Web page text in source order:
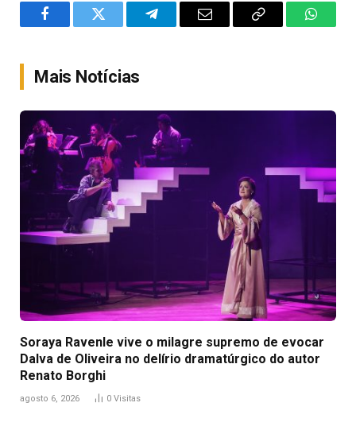
FacebookTwitter TelegramEmail
Copy
Mais Notícias
Soraya Ravenle vive o milagre supremo de evocar
Dalva de Oliveira no delírio dramatúrgico do autor
Renato Borghi
agosto 6, 2026 0 Visitas